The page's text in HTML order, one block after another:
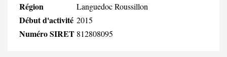
Région Languedoc Roussillon
Début d'activité 2015
Numéro SIRET 812808095